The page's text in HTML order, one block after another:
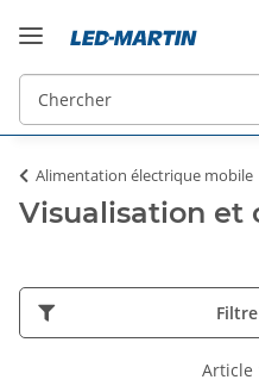
Alimentation électrique mobile
Visualisation et
Article